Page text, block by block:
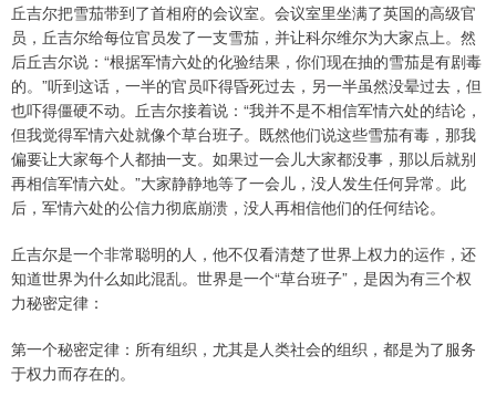
丘吉尔把雪茄带到了首相府的会议室。会议室里坐满了英国的高级官
员，丘吉尔给每位官员发了一支雪茄，并让科尔维尔为大家点上。然
后丘吉尔说：“根据军情六处的化验结果，你们现在抽的雪茄是有剧毒
的。”听到这话，一半的官员吓得昏死过去，另一半虽然没晕过去，但
也吓得僵硬不动。丘吉尔接着说：“我并不是不相信军情六处的结论，
但我觉得军情六处就像个草台班子。既然他们说这些雪茄有毒，那我
偏要让大家每个人都抽一支。如果过一会儿大家都没事，那以后就别
再相信军情六处。”大家静静地等了一会儿，没人发生任何异常。此
后，军情六处的公信力彻底崩溃，没人再相信他们的任何结论。
丘吉尔是一个非常聪明的人，他不仅看清楚了世界上权力的运作，还
知道世界为什么如此混乱。世界是一个“草台班子”，是因为有三个权
力秘密定律：
第一个秘密定律：所有组织，尤其是人类社会的组织，都是为了服务
于权力而存在的。